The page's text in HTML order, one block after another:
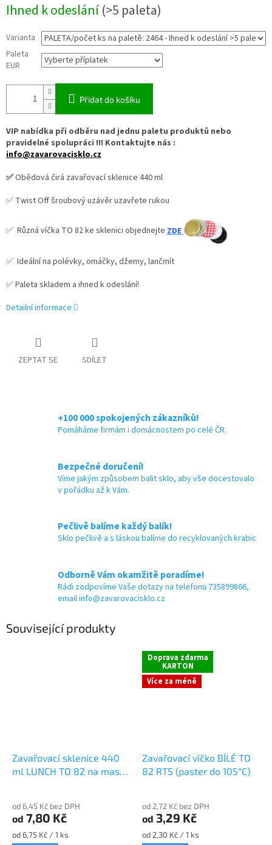
Ihned k odeslání(>5 paleta)
Varianta
Paleta
EUR
Přidat do košíku
VIP nabídka při odběru nad jednu paletu produktů nebo
pravidelné spolupráci !!! Kontaktujte nás :
info@zavarovacisklo.cz
✅Obědová čirá zavařovací sklenice 440 ml
✅ Twist Off šroubový uzávěr uzavřete rukou
✅ Různá víčka TO 82 ke sklenici objednejte ZDE
✅ Ideální na polévky, omáčky, džemy, lančmít
✅ Paleta skladem a ihned k odeslání!
Detailní informace
ZEPTAT SE SDÍLET
+100 000 spokojených zákazníků!
Pomáháme firmám i domácnostem po celé ČR.
Bezpečné doručení!
Víme jakým způsobem balit sklo, aby vše docestovalo
v pořádku až k Vám.
Pečlivě balíme každý balík!
Sklo pečlivě a s láskou balíme do recyklovaných krabic
Odborně Vám okamžitě poradíme!
Rádi zodpovíme Vaše dotazy na telefonu 735899866,
email info@zavarovacisklo.cz
Související produkty
Zavařovací sklenice 440
ml LUNCH TO 82 na maso
od 6,45 Kč bez DPH
od 7,80 Kč
Měrná
od 6,75 Kč / 1 ks
Doprava zdarma
KARTON
Více za méně
Zavařovací víčko BÍLÉ TO
82 RTS (paster do 105°C)
od 2,72 Kč bez DPH
od 3,29 Kč
Měrná
od 2,30 Kč / 1 ks